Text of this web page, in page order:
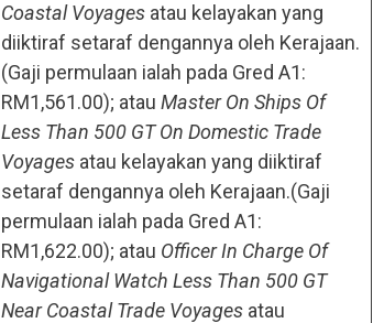
Coastal Voyages atau kelayakan yang
diiktiraf setaraf dengannya oleh Kerajaan.
(Gaji permulaan ialah pada Gred A1:
RM1,561.00); atau Master On Ships Of
Less Than 500 GT On Domestic Trade
Voyages atau kelayakan yang diiktiraf
setaraf dengannya oleh Kerajaan.(Gaji
permulaan ialah pada Gred A1:
RM1,622.00); atau Officer In Charge Of
Navigational Watch Less Than 500 GT
Near Coastal Trade Voyages atau